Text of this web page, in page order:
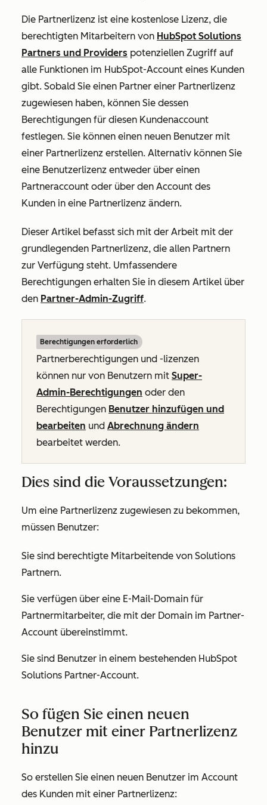
Die Partnerlizenz ist eine kostenlose Lizenz, die
berechtigten Mitarbeitern von HubSpot Solutions
Partners und Providers potenziellen Zugriff auf
alle Funktionen im HubSpot-Account eines Kunden
gibt. Sobald Sie einen Partner einer Partnerlizenz
zugewiesen haben, können Sie dessen
Berechtigungen für diesen Kundenaccount
festlegen. Sie können einen neuen Benutzer mit
einer Partnerlizenz erstellen. Alternativ können Sie
eine Benutzerlizenz entweder über einen
Partneraccount oder über den Account des
Kunden in eine Partnerlizenz ändern.
Dieser Artikel befasst sich mit der Arbeit mit der
grundlegenden Partnerlizenz, die allen Partnern
zur Verfügung steht. Umfassendere
Berechtigungen erhalten Sie in diesem Artikel über
den Partner-Admin-Zugriff.
Berechtigungen erforderlich
Partnerberechtigungen und -lizenzen
können nur von Benutzern mit Super-
Admin-Berechtigungen oder den
Berechtigungen Benutzer hinzufügen und
bearbeiten und Abrechnung ändern
bearbeitet werden.
Dies sind die Voraussetzungen:
Um eine Partnerlizenz zugewiesen zu bekommen,
müssen Benutzer:
Sie sind berechtigte Mitarbeitende von Solutions
Partnern.
Sie verfügen über eine E-Mail-Domain für
Partnermitarbeiter, die mit der Domain im Partner-
Account übereinstimmt.
Sie sind Benutzer in einem bestehenden HubSpot
Solutions Partner-Account.
So fügen Sie einen neuen
Benutzer mit einer Partnerlizenz
hinzu
So erstellen Sie einen neuen Benutzer im Account
des Kunden mit einer Partnerlizenz: